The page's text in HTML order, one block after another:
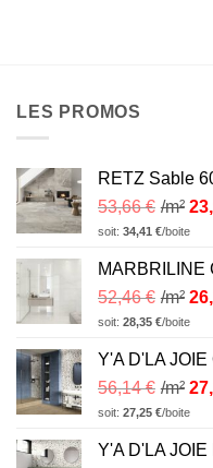
LES PROMOS
RETZ Sable
53,66€ /m²
soit: 34,41 €/boite
MARBRILINE
52,46€ /m²
soit: 28,35 €/boite
Y'A D'LA
56,14€ /m²
soit: 27,25 €/boite
Y'A D'LA